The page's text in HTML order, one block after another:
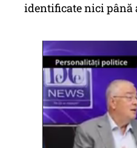
identificate nici până